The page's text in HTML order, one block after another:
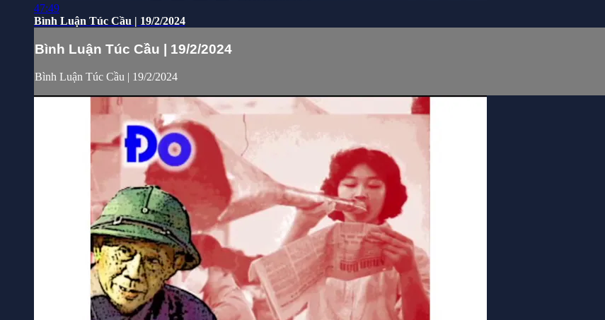
47:49
Bình Luận Túc Cầu | 19/2/2024
Bình Luận Túc Cầu | 19/2/2024
Bình Luận Túc Cầu | 19/2/2024